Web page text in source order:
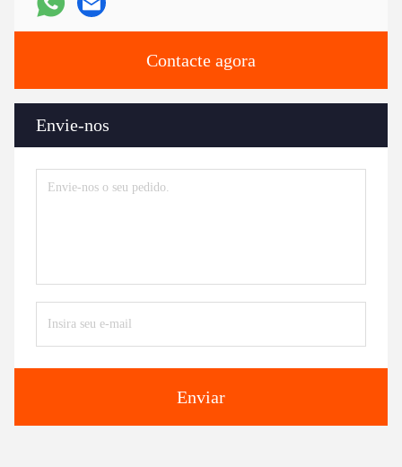
Contacte agora
Envie-nos
Enviar